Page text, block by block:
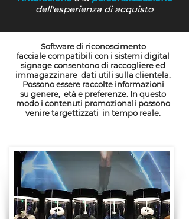
dell'esperienza di acquisto
Software di riconoscimento
facciale compatibili con i sistemi digital
signage consentono di raccogliere ed
immagazzinare dati utili sulla clientela.
Possono essere raccolte informazioni
su genere, età e preferenze. In questo
modo i contenuti promozionali possono
venire targettizzati in tempo reale.